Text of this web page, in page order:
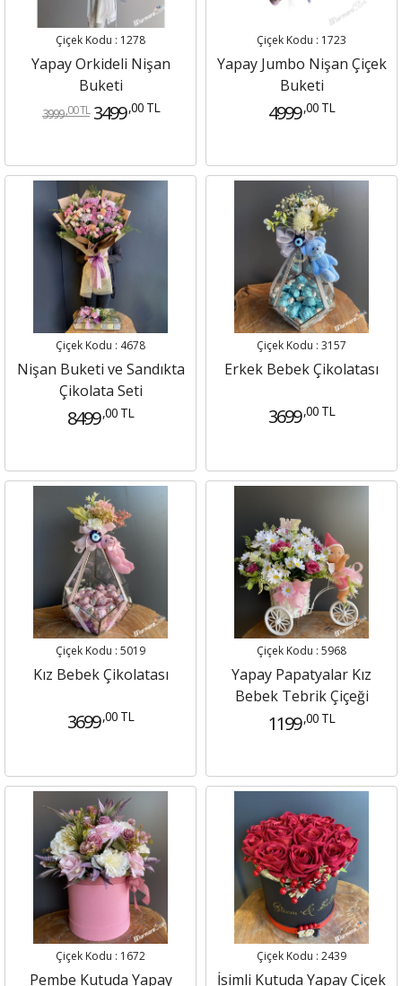
Çiçek Kodu : 1278
Yapay Orkideli Nişan
Buketi
3999 ,00 TL 3499 ,00 TL
Çiçek Kodu : 1723
Yapay Jumbo Nişan Çiçek
Buketi
4999 ,00 TL
Çiçek Kodu : 4678
Nişan Buketi ve Sandıkta
Çikolata Seti
8499 ,00 TL
Çiçek Kodu : 3157
Erkek Bebek Çikolatası
3699 ,00 TL
Çiçek Kodu : 5019
Kız Bebek Çikolatası
3699 ,00 TL
Çiçek Kodu : 5968
Yapay Papatyalar Kız
Bebek Tebrik Çiçeği
1199 ,00 TL
Çiçek Kodu : 1672
Pembe Kutuda Yapay
Çiçek Kodu : 2439
İsimli Kutuda Yapay Çiçek